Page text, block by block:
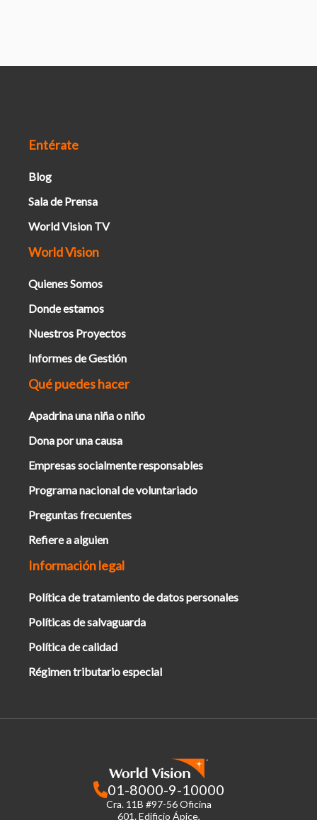
Entérate
Blog
Sala de Prensa
World Vision TV
World Vision
Quienes Somos
Donde estamos
Nuestros Proyectos
Informes de Gestión
Qué puedes hacer
Apadrina una niña o niño
Dona por una causa
Empresas socialmente responsables
Programa nacional de voluntariado
Preguntas frecuentes
Refiere a alguien
Información legal
Política de tratamiento de datos personales
Políticas de salvaguarda
Política de calidad
Régimen tributario especial
01-8000-9-10000
Cra. 11B #97-56 Oficina
601.Edificio Ápice,